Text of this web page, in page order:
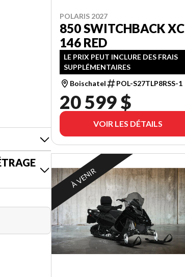
POLARIS 2027
850 SWITCHBACK XC
146 RED
LE PRIX PEUT INCLURE DES FRAIS
SUPPLÉMENTAIRES
Boischatel
POL-S27TLP8RSS-1
20 599 $
VOIR LES DÉTAILS
À VENIR